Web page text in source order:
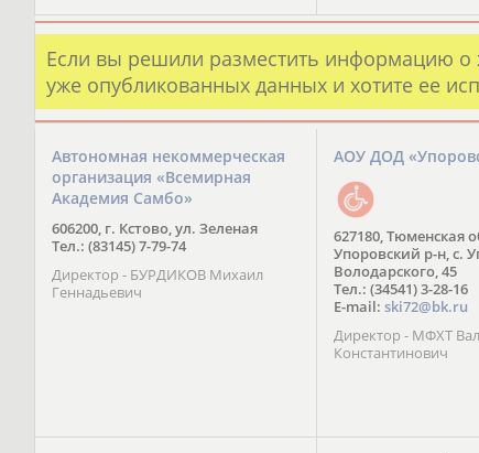
Если вы решили разместить информацию о
уже опубликованных данных и хотите ее
Автономная некоммерческая
организация «Всемирная
Академия Самбо»
606200, г. Кстово, ул. Зеленая
Тел.: (83145) 7-79-74
Директор - БУРДИКОВ Михаил
Геннадьевич
АОУ ДОД
627180, Тюменская
Упоровский р-н, с.
Володарского, 45
Тел.: (34541) 3-28-16
E-mail: ski72@bk.ru
Директор - МФХТ
Константинович